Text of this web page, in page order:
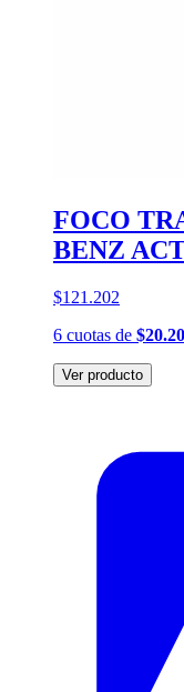
FOCO
BENZ
$121.202
6 cuotas de
Ver producto